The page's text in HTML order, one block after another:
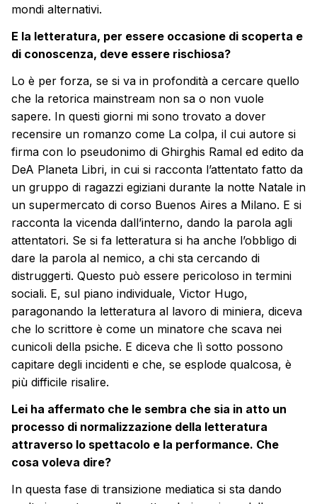
mondi alternativi.
E la letteratura, per essere occasione di scoperta e
di conoscenza, deve essere rischiosa?
Lo è per forza, se si va in profondità a cercare quello
che la retorica mainstream non sa o non vuole
sapere. In questi giorni mi sono trovato a dover
recensire un romanzo come La colpa, il cui autore si
firma con lo pseudonimo di Ghirghis Ramal ed edito da
DeA Planeta Libri, in cui si racconta l’attentato fatto da
un gruppo di ragazzi egiziani durante la notte Natale in
un supermercato di corso Buenos Aires a Milano. E si
racconta la vicenda dall’interno, dando la parola agli
attentatori. Se si fa letteratura si ha anche l’obbligo di
dare la parola al nemico, a chi sta cercando di
distruggerti. Questo può essere pericoloso in termini
sociali. E, sul piano individuale, Victor Hugo,
paragonando la letteratura al lavoro di miniera, diceva
che lo scrittore è come un minatore che scava nei
cunicoli della psiche. E diceva che lì sotto possono
capitare degli incidenti e che, se esplode qualcosa, è
più difficile risalire.
Lei ha affermato che le sembra che sia in atto un
processo di normalizzazione della letteratura
attraverso lo spettacolo e la performance. Che
cosa voleva dire?
In questa fase di transizione mediatica si sta dando